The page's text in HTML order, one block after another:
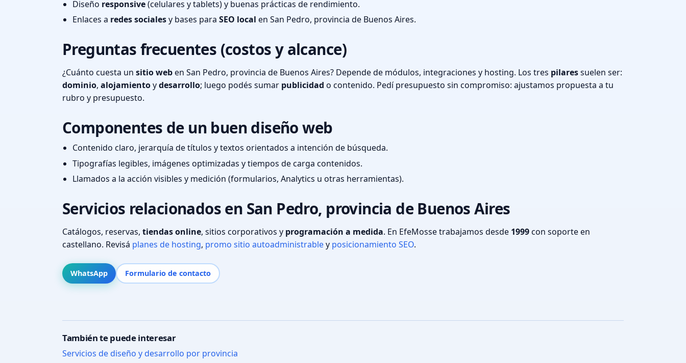
Diseño responsive(celulares y tablets) y buenas prácticas de rendimiento.
Enlaces a redes socialesy bases para SEO local en San Pedro, provincia de Buenos Aires.
Preguntas frecuentes (costos y alcance)
¿Cuánto cuesta un sitio weben San Pedro, provincia de Buenos Aires? Depende de módulos, integraciones y hosting. Los tres pilaressuelen ser:
dominio, alojamientoydesarrollo; luego podés sumar publicidad o contenido. Pedí presupuesto sin compromiso: ajustamos propuesta a tu
rubro y presupuesto.
Componentes de un buen diseño web
Contenido claro, jerarquía de títulos y textos orientados a intención de búsqueda.
Tipografías legibles, imágenes optimizadas y tiempos de carga contenidos.
Llamados a la acción visibles y medición (formularios, Analytics u otras herramientas).
Servicios relacionados en San Pedro, provincia de Buenos Aires
Catálogos, reservas, tiendas online, sitios corporativos y programación a medida. En EfeMosse trabajamos desde 1999con soporte en
castellano. Revisá planes de hosting, promo sitio autoadministrabley posicionamiento SEO.
WhatsApp Formulario de contacto
También te puede interesar
Servicios de diseño y desarrollo por provincia